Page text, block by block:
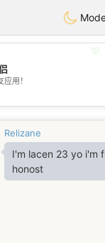
Dating
用！
Relizane
I'm lacen 23 yo i'm
honost